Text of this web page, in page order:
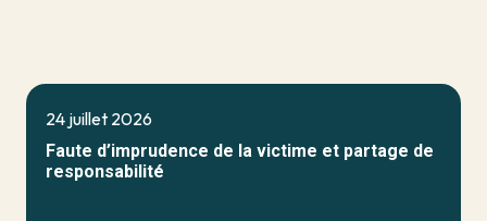
24 juillet 2026
Faute d’imprudence de la victime et partage de
responsabilité